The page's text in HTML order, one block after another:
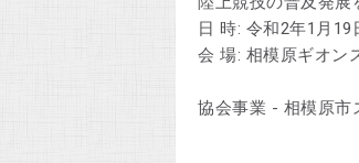
日 時: 令和2年1月
会 場: 相模原ギオン
協会事業 - 相模原